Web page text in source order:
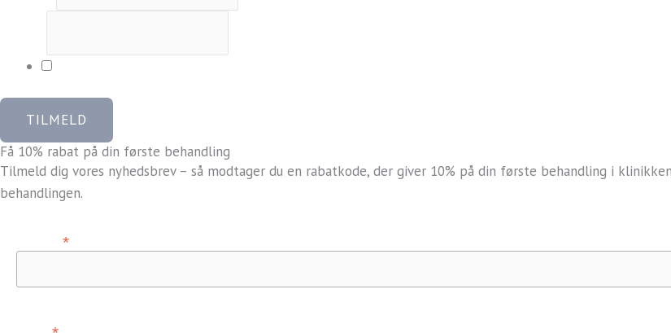
TILMELD
Få 10% rabat på din første behandling
Tilmeld dig vores nyhedsbrev – så modtager du en rabatkode, der giver 10% på din første behandling i
behandlingen.
*